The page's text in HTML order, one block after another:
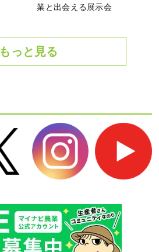
業と出会える展示会
もっと見る